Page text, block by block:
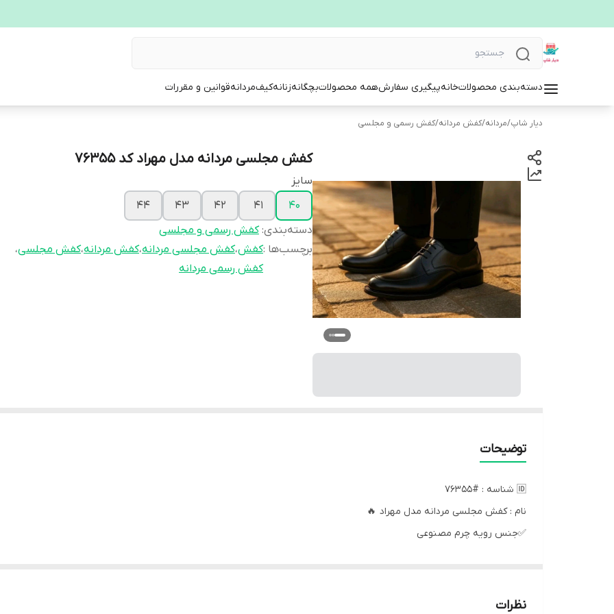
دسته‌بندی محصولاتخانهپیگیری سفارشهمه محصولاتبچگانهزنانهکیفمردانهقوانین و مقررات
دیار شاپ/مردانه/کفش مردانه/کفش رسمی و مجلسی
کفش مجلسی مردانه مدل مهراد کد 76355
سایز
40
41
42
43
44
دسته‌بندی:کفش رسمی و مجلسی
برچسب‌ها :کفش،کفش مجلسی مردانه،کفش مردانه،کفش مجلسی،
کفش رسمی مردانه
توضیحات
🆔 شناسه : #76355
نام : کفش مجلسی مردانه مدل مهراد 🔥
✅جنس رویه چرم مصنوعی
✅ارسال فوری🚀
نظرات